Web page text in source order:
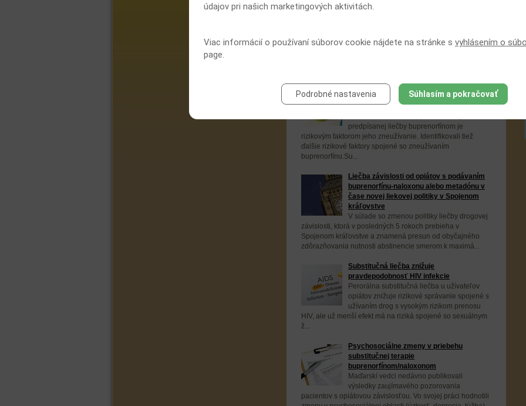
Substitučná liečba buprenorfínom u
norbuprenorfínu v materskom mlieku žien
Zneužívanie buprenorfínu ako dôsledok
zlej dostupnosti preskripcie tohto
prípravku
predpísanej liečby buprenorfínom je
rizikovým faktorom jeho zneužívanie. Identifikovali tiež
ďalšie rizikové faktory spojené so zneužívaním
buprenorfínu.Su...
Liečba závislosti od opiátov s podávaním
buprenorfínu-naloxonu alebo metadónu v
čase novej liekovej politiky v Spojenom
kráľovstve
V súlade so zmenou politiky liečby drogovej
závislosti, ktorá v posledných 5 rokoch prebieha v
Spojenom kráľovstve a znamená presun od obyčajného
zdôrazňovania nutnosti abstinencie smerom k maximá...
Substitučná liečba znižuje
pravdepodobnosť HIV infekcie
Perorálna substitučná liečba u užívateľov
opiátov znižuje rizikové správanie spojené s
užívaním drog s vysokým rizikom prenosu
HIV, ale už menší efekt má na riziká spojené so sexuálnym
ž...
Psychosociálne zmeny v priebehu
substitučnej terapie
buprenorfínom/naloxonom
Maďarskí vedci nedávno publikovali
výsledky zaujímavého pozorovania
pacientov s opiátovou závislosťou. Vo svojej práci hodnotili
údajov pri našich marketingových aktivitách.
Viac informácií o používaní súborov cookie nájdete na stránke s vyhlásením o
page.
Podrobné nastavenia Súhlasím a pokračovať